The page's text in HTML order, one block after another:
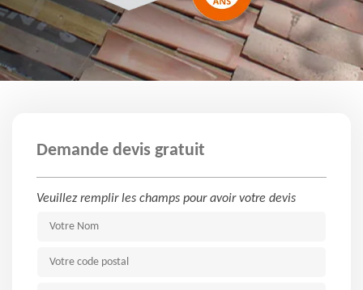
Demande devis gratuit
Veuillez remplir les champs pour avoir votre devis